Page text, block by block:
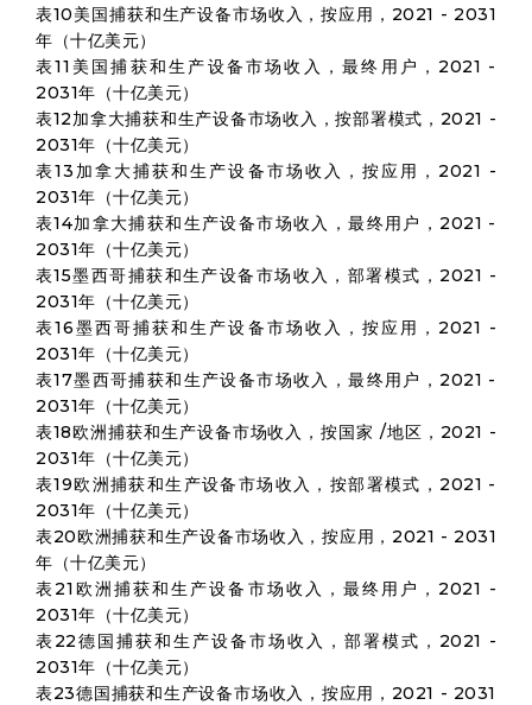
表10美国捕获和生产设备市场收入，按应用，2021 - 2031
年（十亿美元）
表11美国捕获和生产设备市场收入，最终用户，2021 -
2031年（十亿美元）
表12加拿大捕获和生产设备市场收入，按部署模式，2021 -
2031年（十亿美元）
表13加拿大捕获和生产设备市场收入，按应用，2021 -
2031年（十亿美元）
表14加拿大捕获和生产设备市场收入，最终用户，2021 -
2031年（十亿美元）
表15墨西哥捕获和生产设备市场收入，部署模式，2021 -
2031年（十亿美元）
表16墨西哥捕获和生产设备市场收入，按应用，2021 -
2031年（十亿美元）
表17墨西哥捕获和生产设备市场收入，最终用户，2021 -
2031年（十亿美元）
表18欧洲捕获和生产设备市场收入，按国家 /地区，2021 -
2031年（十亿美元）
表19欧洲捕获和生产设备市场收入，按部署模式，2021 -
2031年（十亿美元）
表20欧洲捕获和生产设备市场收入，按应用，2021 - 2031
年（十亿美元）
表21欧洲捕获和生产设备市场收入，最终用户，2021 -
2031年（十亿美元）
表22德国捕获和生产设备市场收入，部署模式，2021 -
2031年（十亿美元）
表23德国捕获和生产设备市场收入，按应用，2021 - 2031